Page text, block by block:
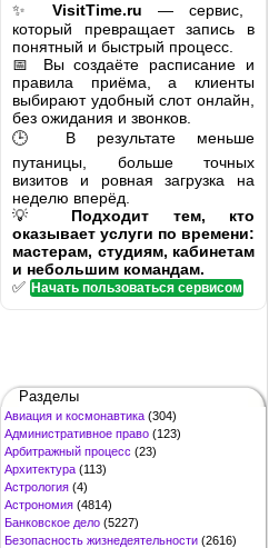
✨ VisitTime.ru — сервис,
который превращает запись в
понятный и быстрый процесс.
📅 Вы создаёте расписание и
правила приёма, а клиенты
выбирают удобный слот онлайн,
без ожидания и звонков.
🕒 В результате меньше
путаницы, больше точных
визитов и ровная загрузка на
неделю вперёд.
💡 Подходит тем, кто
оказывает услуги по времени:
мастерам, студиям, кабинетам
и небольшим командам.
✅ Начать пользоваться сервисом
Разделы
Авиация и космонавтика (304)
Административное право (123)
Арбитражный процесс (23)
Архитектура (113)
Астрология (4)
Астрономия (4814)
Банковское дело (5227)
Безопасность жизнедеятельности (2616)